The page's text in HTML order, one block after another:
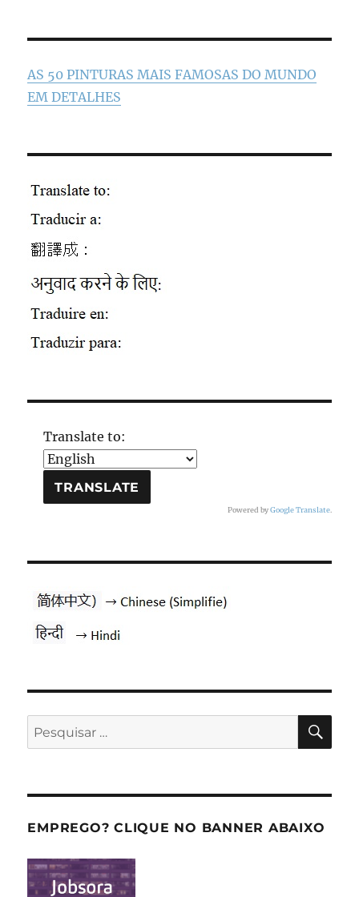
AS 50 PINTURAS MAIS FAMOSAS DO MUNDO
EM DETALHES
Translate to:
Powered byGoogle Translate.
Pesquisar
por:
EMPREGO? CLIQUE NO BANNER ABAIXO